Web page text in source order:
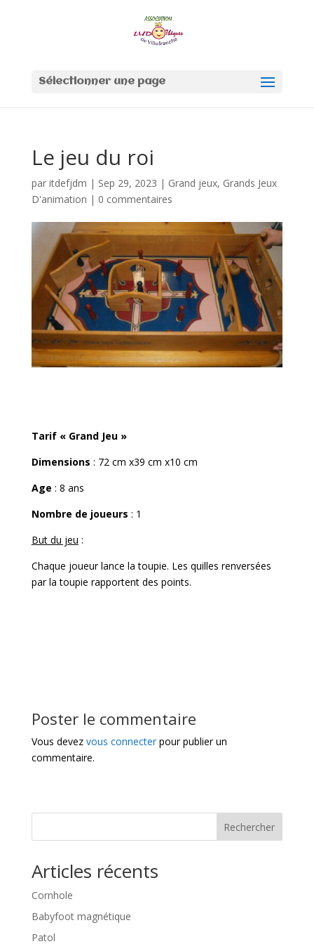
Sélectionner une page
Le jeu du roi
par itdefjdm | Sep 29, 2023 | Grand jeux, Grands Jeux
D'animation | 0 commentaires
Tarif « Grand Jeu »
Dimensions : 72 cm x39 cm x10 cm
Age : 8 ans
Nombre de joueurs : 1
But du jeu :
Chaque joueur lance la toupie. Les quilles renversées
par la toupie rapportent des points.
Poster le commentaire
Vous devez vous connecterpour publier un
commentaire.
Rechercher
Articles récents
Cornhole
Babyfoot magnétique
Patol